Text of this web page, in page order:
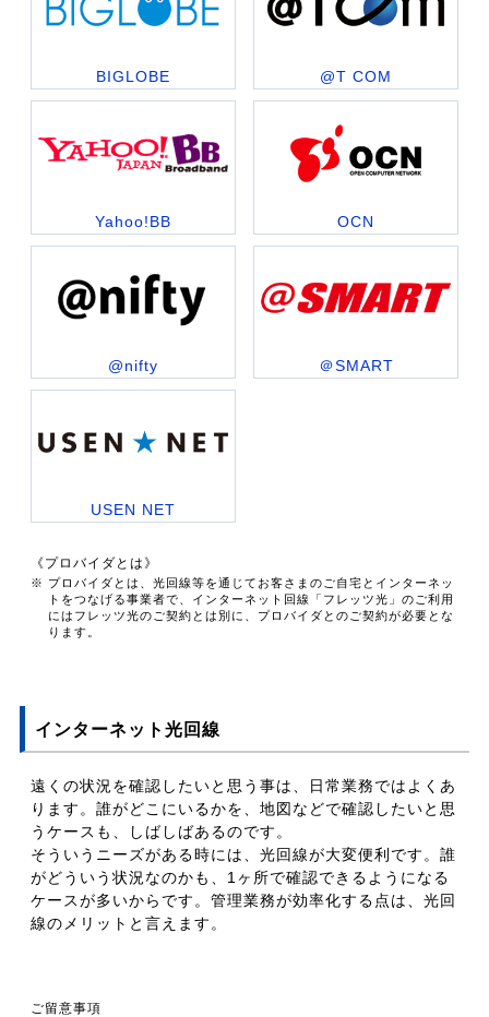
BIGLOBE @T COM
Yahoo!BB OCN
@nifty ＠SMART
USEN NET
《プロバイダとは》
※ プロバイダとは、光回線等を通じてお客さまのご自宅とインターネッ
トをつなげる事業者で、インターネット回線「フレッツ光」のご利用
にはフレッツ光のご契約とは別に、プロバイダとのご契約が必要とな
ります。
インターネット光回線
遠くの状況を確認したいと思う事は、日常業務ではよくあ
ります。誰がどこにいるかを、地図などで確認したいと思
うケースも、しばしばあるのです。
そういうニーズがある時には、光回線が大変便利です。誰
がどういう状況なのかも、1ヶ所で確認できるようになる
ケースが多いからです。管理業務が効率化する点は、光回
線のメリットと言えます。
ご留意事項